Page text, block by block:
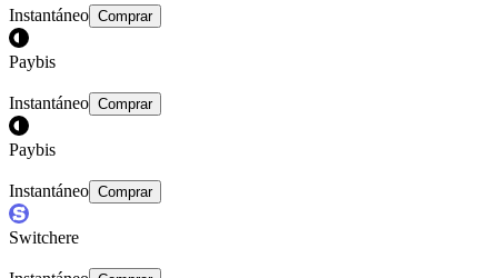
Instantáneo Comprar
Paybis
Instantáneo Comprar
Paybis
Instantáneo Comprar
Switchere